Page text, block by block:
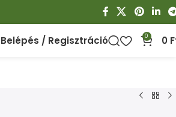
Belépés / Regisztráció 0 0